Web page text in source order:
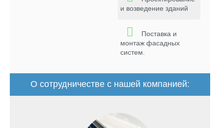
и возведение зданий
Поставка и
монтаж фасадных
систем.
О сотрудничестве с нашей компанией: